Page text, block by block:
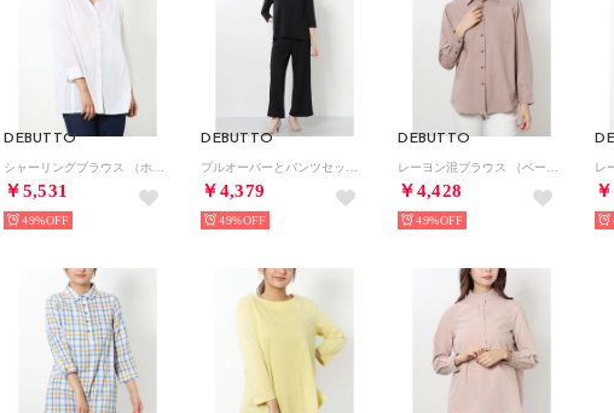
DEBUTTO
￥5,531
49%
DEBUTTO
￥4,379
49%
DEBUTTO
￥4,428
49%